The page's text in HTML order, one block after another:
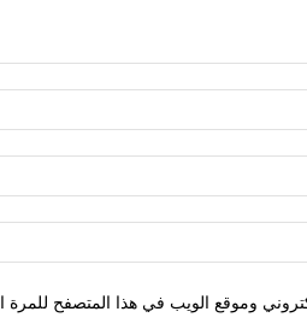
وموقع الويب في هذا المتصفح للمرة